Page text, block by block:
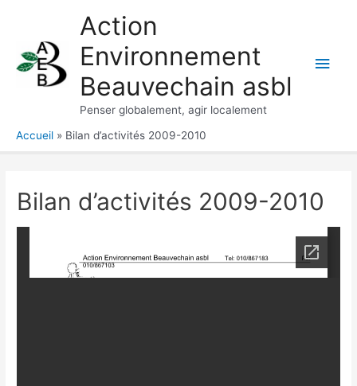
contenu
Action
Environnement
Beauvechain asbl
Penser globalement, agir localement
Accueil Bilan d’activités 2009-2010
Bilan d’activités 2009-2010